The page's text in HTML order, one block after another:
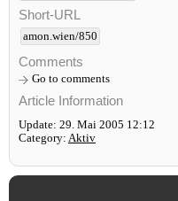
Short-URL
amon.wien/850
Comments
Go to comments
Article Information
Update: 29. Mai 2005 12:12
Category: Aktiv